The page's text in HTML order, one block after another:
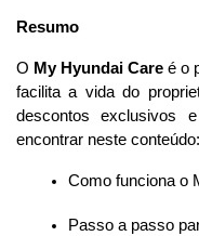
Resumo
O My Hyundai Care é o
facilita a vida do
descontos exclusivos
encontrar neste conteúdo:
Como funciona o
Passo a passo